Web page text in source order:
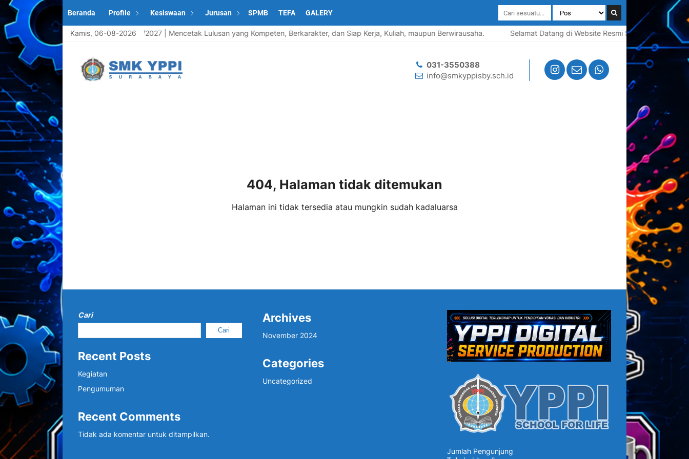
Beranda Profile Kesiswaan Jurusan SPMB TEFA GALERY
Kamis, 06-08-2026
Didik Baru Tahun Ajaran 2026/2027 | Mencetak Lulusan yang Kompeten, Berkarakter, dan Siap Kerja, Kuliah, maupun Berwirausaha. Selamat Datang di Website Resmi SMK YPPI
031-3550388
info@smkyppisby.sch.id
404, Halaman tidak ditemukan
Halaman ini tidak tersedia atau mungkin sudah kadaluarsa
Cari
Cari
Recent Posts
Kegiatan
Pengumuman
Recent Comments
Tidak ada komentar untuk ditampilkan.
Archives
November 2024
Categories
Uncategorized
Jumlah Pengunjung